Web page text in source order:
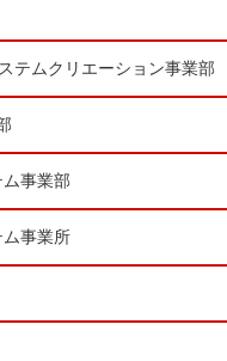
テムクリエーション事業部
ム事業部
ム事業所